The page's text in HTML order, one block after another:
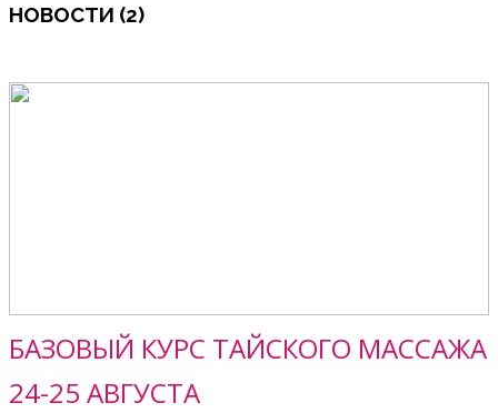
НОВОСТИ (2)
БАЗОВЫЙ КУРС ТАЙСКОГО МАССАЖА
24-25 АВГУСТА